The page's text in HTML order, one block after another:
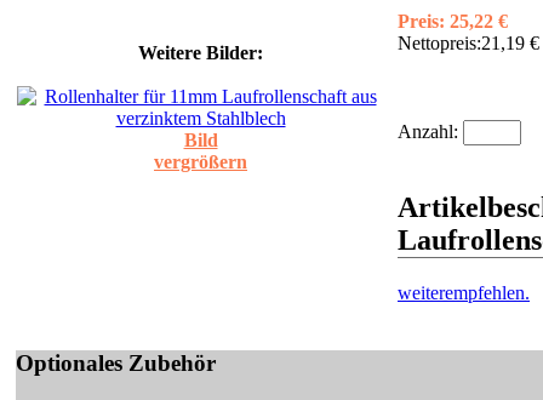
Weitere Bilder:
Bild
vergrößern
Preis: 25,22 €
Nettopreis:21,19 €
Anzahl:
weiterempfehlen.
Optionales Zubehör